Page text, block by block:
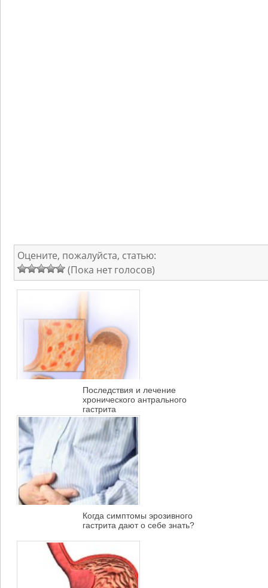
Оцените, пожалуйста, статью:
(Пока нет голосов)
Последствия и лечение
хронического антрального
гастрита
Когда симптомы эрозивного
гастрита дают о себе знать?